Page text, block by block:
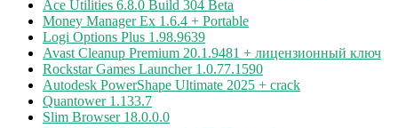
Ace Utilities 6.8.0 Build 304 Beta
Money Manager Ex 1.6.4 + Portable
Logi Options Plus 1.98.9639
Avast Cleanup Premium 20.1.9481 + лицензионный ключ
Rockstar Games Launcher 1.0.77.1590
Autodesk PowerShape Ultimate 2025 + crack
Quantower 1.133.7
Slim Browser 18.0.0.0